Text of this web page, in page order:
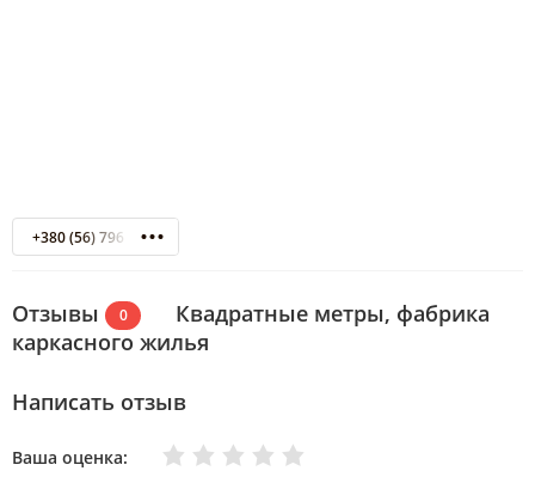
+380 (56) 796 99 96
Отзывы 0
Квадратные метры, фабрика
каркасного жилья
Написать отзыв
Ваша оценка: Отлично
Хорошо
Нормально
Плохо
Очень плохо